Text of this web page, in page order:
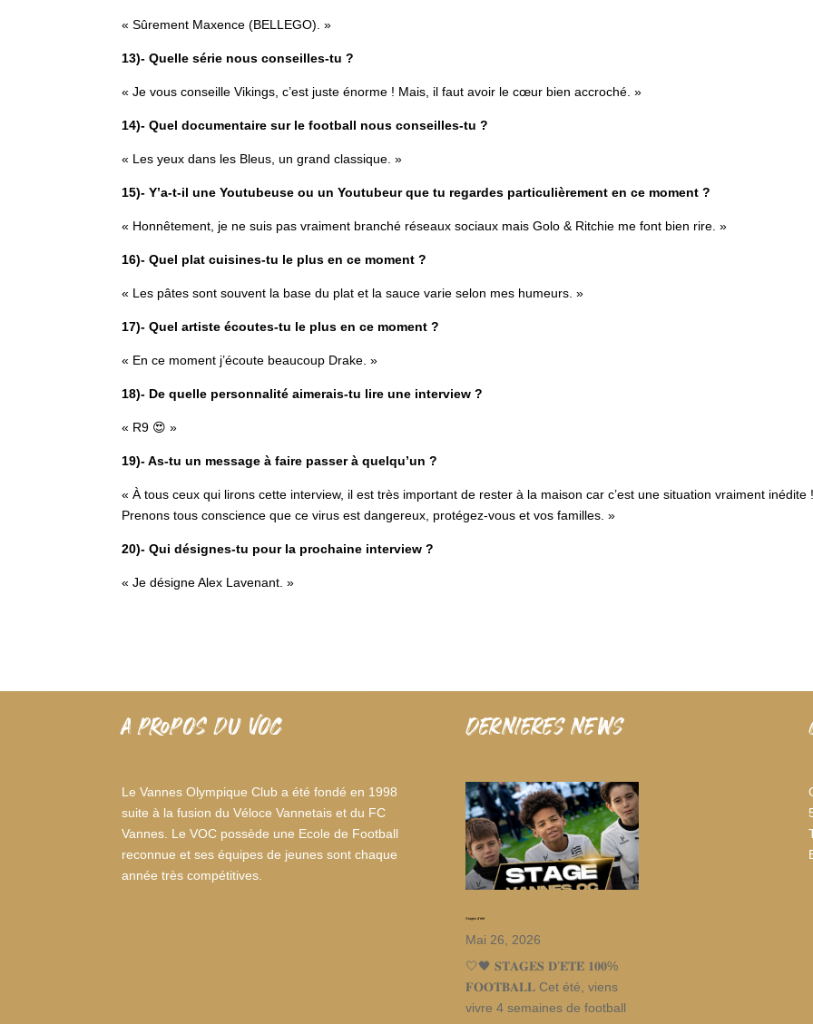
« Sûrement Maxence (BELLEGO). »
13)- Quelle série nous conseilles-tu ?
« Je vous conseille Vikings, c’est juste énorme ! Mais, il faut avoir le cœur bien accroché. »
14)- Quel documentaire sur le football nous conseilles-tu ?
« Les yeux dans les Bleus, un grand classique. »
15)- Y’a-t-il une Youtubeuse ou un Youtubeur que tu regardes particulièrement en ce moment ?
« Honnêtement, je ne suis pas vraiment branché réseaux sociaux mais Golo & Ritchie me font bien rire. »
16)- Quel plat cuisines-tu le plus en ce moment ?
« Les pâtes sont souvent la base du plat et la sauce varie selon mes humeurs. »
17)- Quel artiste écoutes-tu le plus en ce moment ?
« En ce moment j’écoute beaucoup Drake. »
18)- De quelle personnalité aimerais-tu lire une interview ?
« R9 😍 »
19)- As-tu un message à faire passer à quelqu’un ?
« À tous ceux qui lirons cette interview, il est très important de rester à la maison car c’est une situation vraiment inédite
Prenons tous conscience que ce virus est dangereux, protégez-vous et vos familles. »
20)- Qui désignes-tu pour la prochaine interview ?
« Je désigne Alex Lavenant. »
A PROPOS DU VOC
Le Vannes Olympique Club a été fondé en 1998
suite à la fusion du Véloce Vannetais et du FC
Vannes. Le VOC possède une Ecole de Football
reconnue et ses équipes de jeunes sont chaque
année très compétitives.
dernieres news
Stages d’été
Mai 26, 2026
🤍🖤 𝐒𝐓𝐀𝐆𝐄𝐒 𝐃’𝐄́𝐓𝐄́ 𝟏𝟎𝟎%
𝐅𝐎𝐎𝐓𝐁𝐀𝐋𝐋 Cet été, viens
vivre 4 semaines de football